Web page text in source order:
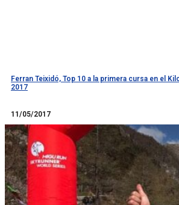
Ferran Teixidó, Top 10 a la primera cursa en el
2017
11/05/2017